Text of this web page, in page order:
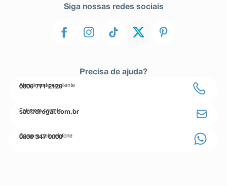
Siga nossas redes sociais
Precisa de ajuda?
Atendimento ao cliente
0800 771 2120
Entre em contato
sac@drogal.com.br
Compre pelo telefone
0800 347 0000